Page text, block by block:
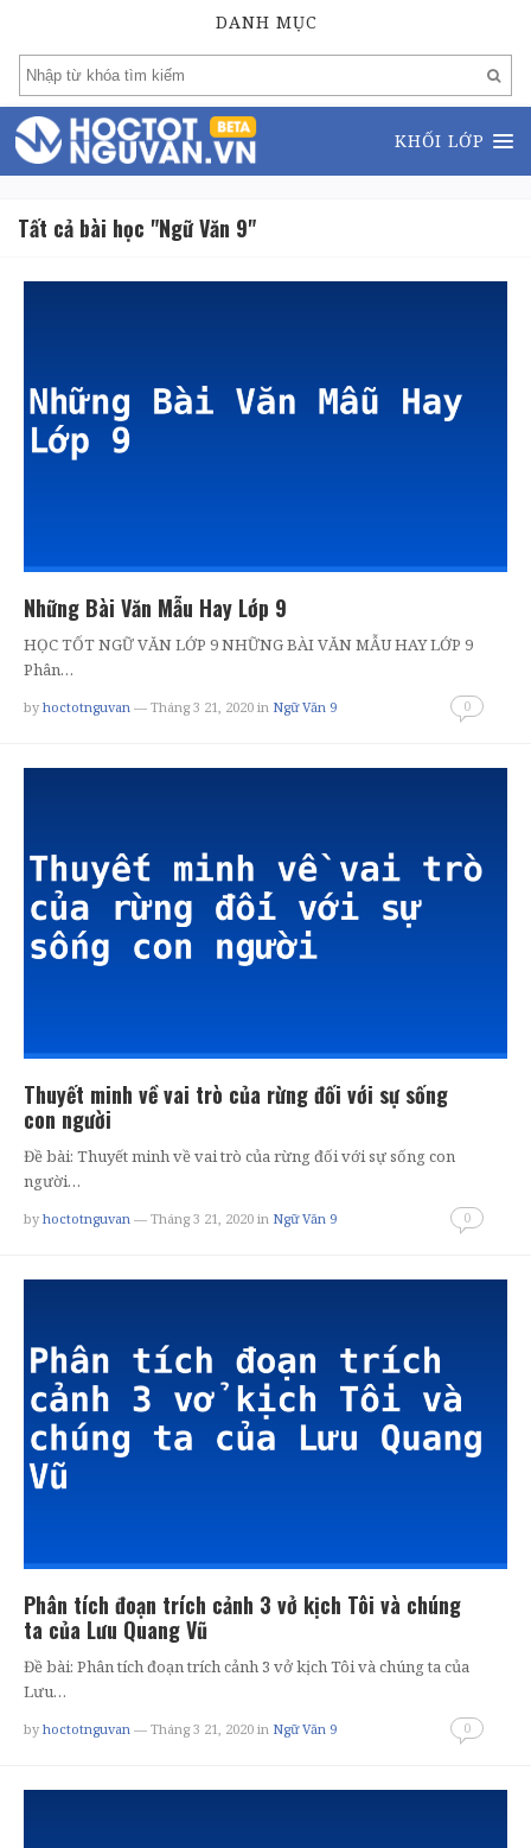
DANH MỤC
KHỐI LỚP
Tất cả bài học "Ngữ Văn 9"
Những Bài Văn Mẫu Hay Lớp 9
HỌC TỐT NGỮ VĂN LỚP 9 NHỮNG BÀI VĂN MẪU HAY LỚP 9
Phân…
by hoctotnguvan — Tháng 3 21, 2020 in Ngữ Văn 9 0
Thuyết minh về vai trò của rừng đối với sự sống
con người
Đề bài: Thuyết minh về vai trò của rừng đối với sự sống con
người…
by hoctotnguvan — Tháng 3 21, 2020 in Ngữ Văn 9 0
Phân tích đoạn trích cảnh 3 vở kịch Tôi và chúng
ta của Lưu Quang Vũ
Đề bài: Phân tích đoạn trích cảnh 3 vở kịch Tôi và chúng ta của
Lưu…
by hoctotnguvan — Tháng 3 21, 2020 in Ngữ Văn 9 0